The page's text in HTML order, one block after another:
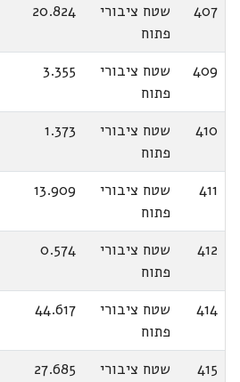
407
שטח ציבורי
פתוח
20.824
409
שטח ציבורי
פתוח
3.355
410
שטח ציבורי
פתוח
1.373
411
שטח ציבורי
פתוח
13.909
412
שטח ציבורי
פתוח
0.574
414
שטח ציבורי
פתוח
44.617
415
שטח ציבורי
27.685